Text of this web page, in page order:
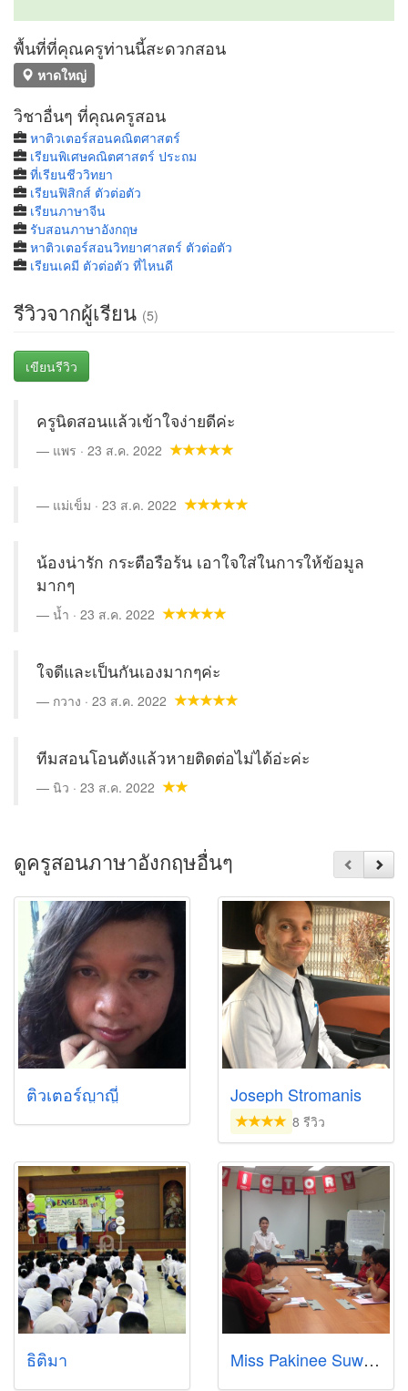
พื้นที่ที่คุณครูท่านนี้สะดวกสอน
หาดใหญ่
วิชาอื่นๆ ที่คุณครูสอน
หาติวเตอร์สอนคณิตศาสตร์
เรียนพิเศษคณิตศาสตร์ ประถม
ที่เรียนชีววิทยา
เรียนฟิสิกส์ ตัวต่อตัว
เรียนภาษาจีน
รับสอนภาษาอังกฤษ
หาติวเตอร์สอนวิทยาศาสตร์ ตัวต่อตัว
เรียนเคมี ตัวต่อตัว ที่ไหนดี
รีวิวจากผู้เรียน (5)
เขียนรีวิว
ครูนิดสอนแล้วเข้าใจง่ายดีค่ะ
แพร · 23 ส.ค. 2022
แม่เข็ม · 23 ส.ค. 2022
น้องน่ารัก กระตือรือร้น เอาใจใส่ในการให้ข้อมูล
มากๆ
น้ำ · 23 ส.ค. 2022
ใจดีและเป็นกันเองมากๆค่ะ
กวาง · 23 ส.ค. 2022
ทีมสอนโอนตังแล้วหายติดต่อไม่ได้อ่ะค่ะ
นิว · 23 ส.ค. 2022
ดูครูสอนภาษาอังกฤษอื่นๆ
ติวเตอร์ญาญี๋ Joseph Stromanis
8 รีวิว
ธิติมา Miss Pakinee Suwannakaew